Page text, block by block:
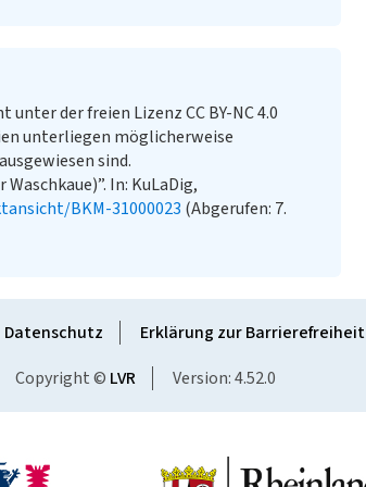
der freien Lizenz CC BY-NC 4.0
unterliegen möglicherweise
sind.
In: KuLaDig,
BKM-31000023 (Abgerufen: 7.
Datenschutz Erklärung zur Barrierefreiheit
Copyright © LVR Version: 4.52.0